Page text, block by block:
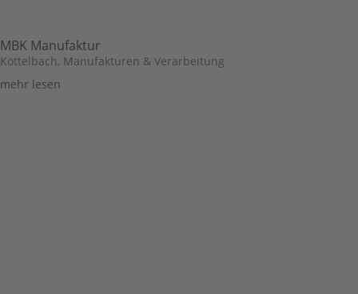
MBK Manufaktur
Köttelbach, Manufakturen & Verarbeitung
mehr lesen